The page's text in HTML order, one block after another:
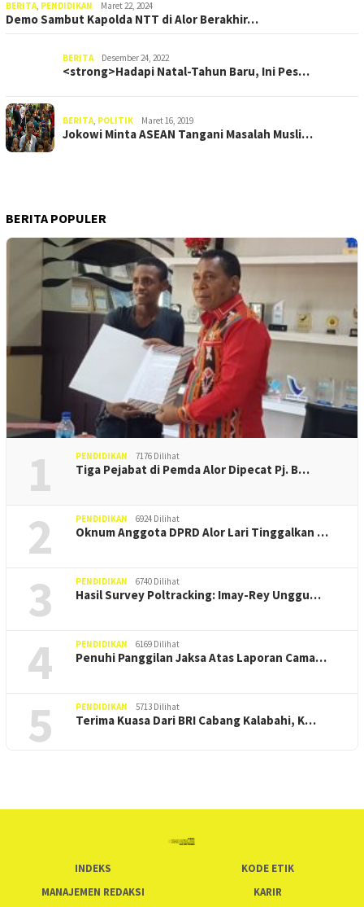
BERITA, PENDIDIKAN Maret 22, 2024
Demo Sambut Kapolda NTT di Alor Berakhir…
BERITA Desember 24, 2022
<strong>Hadapi Natal-Tahun Baru, Ini Pes…
BERITA, POLITIK Maret 16, 2019
Jokowi Minta ASEAN Tangani Masalah Musli…
BERITA POPULER
1 PENDIDIKAN 7176 Dilihat
Tiga Pejabat di Pemda Alor Dipecat Pj. B…
2 PENDIDIKAN 6924 Dilihat
Oknum Anggota DPRD Alor Lari Tinggalkan …
3 PENDIDIKAN 6740 Dilihat
Hasil Survey Poltracking: Imay-Rey Unggu…
4 PENDIDIKAN 6169 Dilihat
Penuhi Panggilan Jaksa Atas Laporan Cama…
5 PENDIDIKAN 5713 Dilihat
Terima Kuasa Dari BRI Cabang Kalabahi, K…
INDEKS
KODE ETIK
MANAJEMEN REDAKSI
KARIR